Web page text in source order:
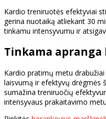
Kardio treniruotės efektyviai
gerina nuotaiką atliekant 30
tinkamu intensyvumu ir
Tinkama
Kardio pratimų metu
laisvumą ir efektyvų drėgmės
sumažina treniruočių
intensyvaus prakaitavimo